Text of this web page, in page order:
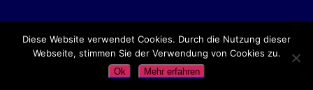
Diese Website verwendet Cookies. Durch die Nutzung dieser
Webseite, stimmen Sie der Verwendung von Cookies zu.
Ok Mehr erfahren